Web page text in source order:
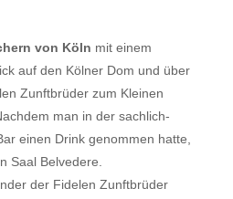
von Köln mit einem
auf den Kölner Dom und über
Zunftbrüder zum Kleinen
man in der sachlich-
einen Drink genommen hatte,
Saal Belvedere.
der Fidelen Zunftbrüder